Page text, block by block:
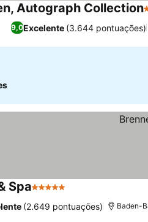
Autograph Collection
9,0Excelente (3.644 pontuações)
Spa5 Estrelas
(2.649 pontuações) Baden-